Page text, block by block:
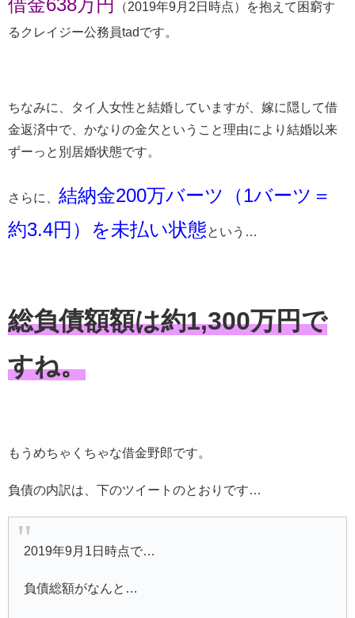
借金638万円
（2019年9月2日時点）を抱えて困窮す
るクレイジー公務員tadです。
ちなみに、タイ人女性と結婚していますが、嫁に隠して借
金返済中で、かなりの金欠ということ理由により結婚以来
ずーっと別居婚状態です。
さらに、 結納金200万バーツ（1バーツ＝
約3.4円）を未払い状態という…
総負債額額は約1,300万円で
すね。
もうめちゃくちゃな借金野郎です。
負債の内訳は、下のツイートのとおりです…
2019年9月1日時点で…
負債総額がなんと…